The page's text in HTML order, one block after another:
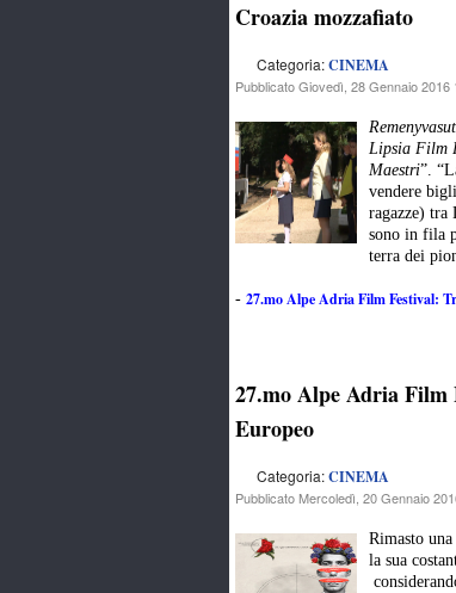
Croazia mozzafiato
Categoria:CINEMA
Pubblicato Giovedì, 28 Gennaio 2016
Remenyvasut
Lipsia Film
Maestri”.
vendere
ragazze)
sono in fila
terra dei
- 27.mo Alpe Adria Film Festival:
27.mo Alpe Adria Film
Europeo
Categoria:CINEMA
Pubblicato Mercoledì, 20 Gennaio
Rimasto
la sua